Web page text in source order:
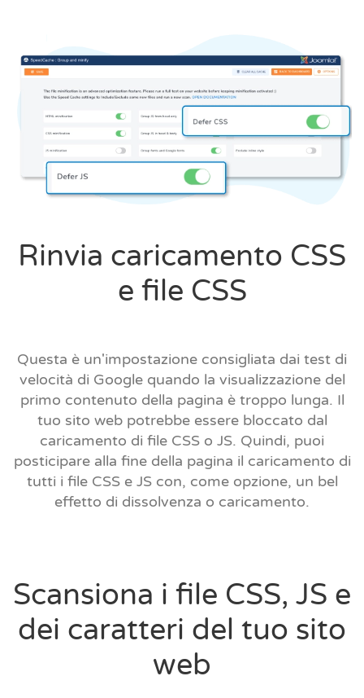
Rinvia caricamento CSS
e file CSS
Questa è un'impostazione consigliata dai test di
velocità di Google quando la visualizzazione del
primo contenuto della pagina è troppo lunga. Il
tuo sito web potrebbe essere bloccato dal
caricamento di file CSS o JS. Quindi, puoi
posticipare alla fine della pagina il caricamento di
tutti i file CSS e JS con, come opzione, un bel
effetto di dissolvenza o caricamento.
Scansiona i file CSS, JS e
dei caratteri del tuo sito
web